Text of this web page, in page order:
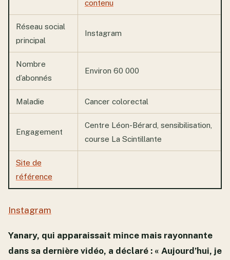
contenu
Réseau social
principal
Instagram
Nombre
d’abonnés
Environ 60 000
Maladie Cancer colorectal
Engagement
Centre Léon-Bérard, sensibilisation,
course La Scintillante
Site de
référence
Instagram
Yanary, qui apparaissait mince mais rayonnante
dans sa dernière vidéo, a déclaré : « Aujourd’hui, je